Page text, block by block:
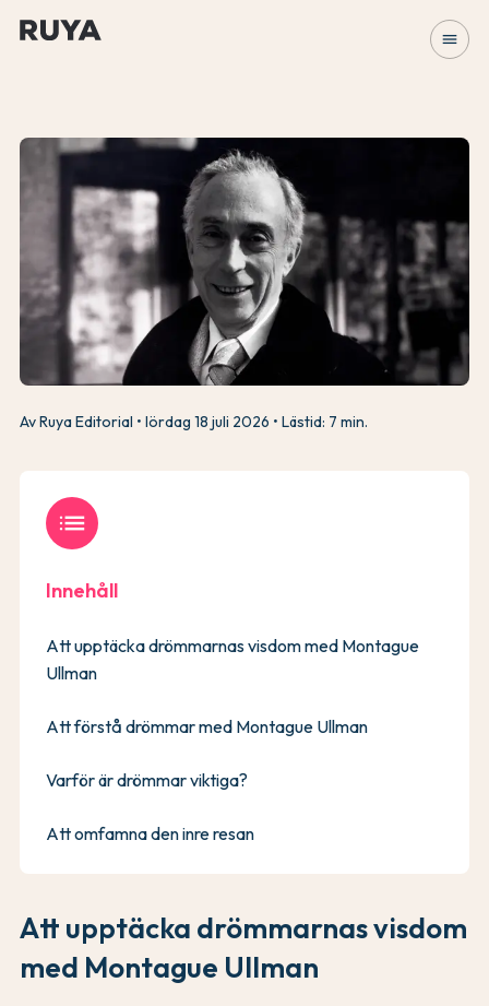
menu
Av Ruya Editorial lördag 18 juli 2026 Lästid: 7 min.
Att upptäcka drömmarnas visdom
med Montague Ullman
list
Innehåll
Att upptäcka drömmarnas visdom med Montague
Ullman
Att förstå drömmar med Montague Ullman
Varför är drömmar viktiga?
Att omfamna den inre resan